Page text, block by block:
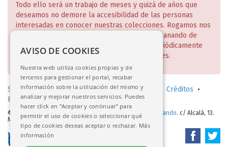
Todo ello será un trabajo de meses y quizá de años que
deseamos no demore la accesibilidad de las personas
interesadas en conocer nuestras colecciones. Rogamos nos
disculpen estas deficiencias que iremos subsanando de
manera escalonada y de lo cual daremos periódicamente
cuenta en nuestra página web y redes sociales.
Solicitud de consulta en sala (investigadores) Créditos •
Política de privacidad•Aviso legal
© 2017-2026. Real Academia de Bellas Artes de San Fernando. c/ Alcalá, 13.
Madrid
AVISO DE COOKIES
Nuestra web utiliza cookies propias y de
terceros para gestionar el portal, recabar
información sobre la utilización del mismo y
analizar y mejorar nuestros servicios. Puedes
hacer click en “Aceptar y continuar” para
permitir el uso de cookies o seleccionar qué
tipo de cookies deseas aceptar o rechazar. Más
información